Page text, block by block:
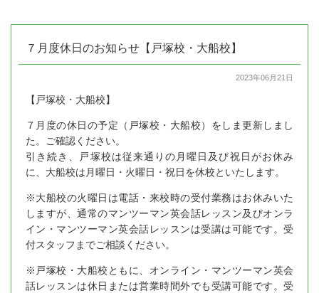
７月度休日のお知らせ【戸塚校・大船校】
2023年06月21日
【戸塚校・大船校】
７月度の休日の予定（戸塚校・大船校）をしま更新しまし
た。ご確認ください。
引き続き、戸塚校は従来通りの月曜日及び祝日がお休み
に、大船校は月曜日・火曜日・祝日を休校といたします。
※大船校の火曜日は電話・来校時の受付業務はお休みいた
しますが、通常のマンツーマン英会話レッスン及びオンラ
イン・マンツーマン英会話レッスンは受講は可能です。受
付スタッフまでご相談ください。
※戸塚校・大船校ともに、オンライン・マンツーマン英会
話レッスンは休日または営業時間外でも受講可能です。受